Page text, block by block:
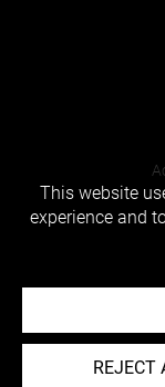
This website
experience and
REJECT